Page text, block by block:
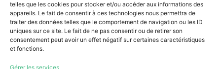
telles que les cookies pour stocker et/ou accéder aux informations des
appareils. Le fait de consentir à ces technologies nous permettra de
traiter des données telles que le comportement de navigation ou les ID
uniques sur ce site. Le fait de ne pas consentir ou de retirer son
consentement peut avoir un effet négatif sur certaines caractéristiques
et fonctions.
Gérer les services
Intranet